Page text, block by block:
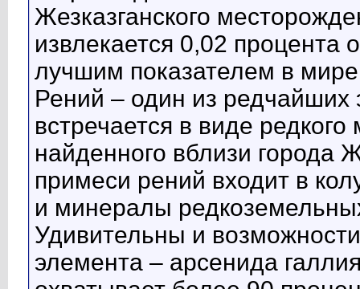
Жезказганского
извлекается 0,02
лучшим показателем в
Рений – один из
встречается в виде
найденного вблизи города
примеси рений входит в
и минералы
Удивительны и
элемента – арсенида